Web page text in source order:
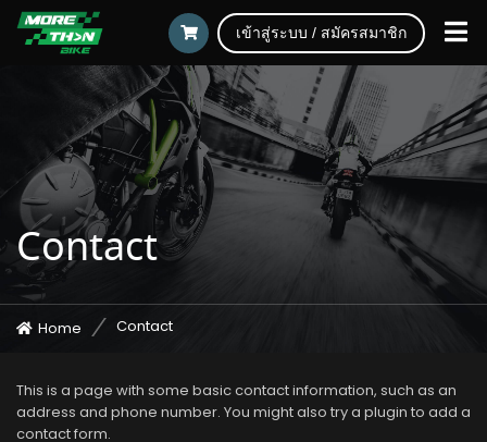
เข้าสู่ระบบ / สมัครสมาชิก
Contact
Home Contact
This is a page with some basic contact information, such as an
address and phone number. You might also try a plugin to add a
contact form.